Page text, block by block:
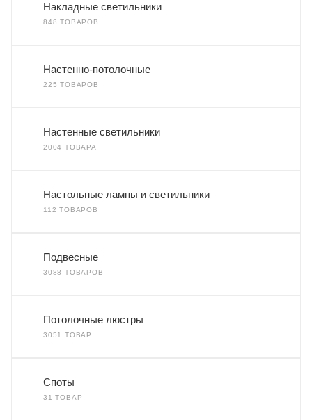
Накладные светильники
848 ТОВАРОВ
Настенно-потолочные
225 ТОВАРОВ
Настенные светильники
2004 ТОВАРА
Настольные лампы и светильники
112 ТОВАРОВ
Подвесные
3088 ТОВАРОВ
Потолочные люстры
3051 ТОВАР
Споты
31 ТОВАР